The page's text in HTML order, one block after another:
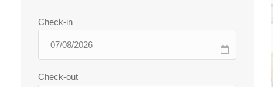
Check-in
Check-out